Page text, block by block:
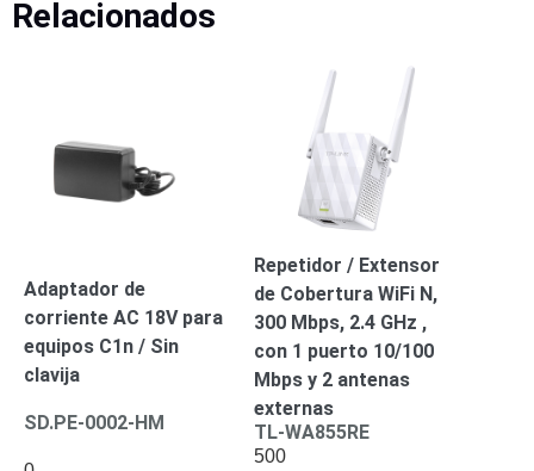
PinholePTZVideograbadoras
/ CVI
Drones,
Robots e
Energía
Adaptadores
de
Pared
de
Relacionados
Adaptador de
corriente AC 18V para
equipos C1n / Sin
clavija
SD.PE-0002-HM
Repetidor / Extensor
de Cobertura WiFi N,
300 Mbps, 2.4 GHz ,
con 1 puerto 10/100
Mbps y 2 antenas
externas
TL-WA855RE
500